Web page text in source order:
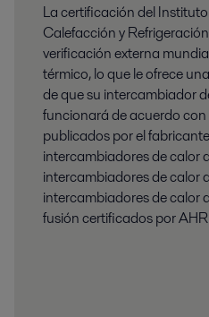
La certificación del
Calefacción y
verificación externa
térmico, lo que le ofrece
de que su intercambiador
funcionará de acuerdo
publicados por el
intercambiadores de calor
intercambiadores de calor
intercambiadores de calor
fusión certificados por